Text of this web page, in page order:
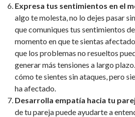
Expresa tus sentimientos en el
algo te molesta, no lo dejes pasar
que comuniques tus sentimientos
momento en que te sientas
que los problemas no resueltos
generar más tensiones a largo
cómo te sientes sin ataques, pero
ha afectado.
Desarrolla empatía hacia tu
de tu pareja puede ayudarte a